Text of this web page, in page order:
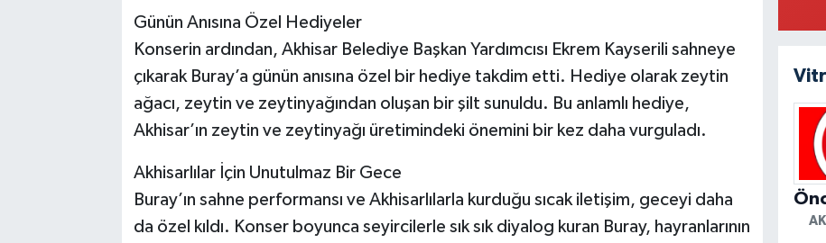
Günün Anısına Özel Hediyeler
Konserin ardından, Akhisar Belediye Başkan Yardımcısı Ekrem Kayserili sahneye
çıkarak Buray’a günün anısına özel bir hediye takdim etti. Hediye olarak zeytin
ağacı, zeytin ve zeytinyağından oluşan bir şilt sunuldu. Bu anlamlı hediye,
Akhisar’ın zeytin ve zeytinyağı üretimindeki önemini bir kez daha vurguladı.
Akhisarlılar İçin Unutulmaz Bir Gece
Buray’ın sahne performansı ve Akhisarlılarla kurduğu sıcak iletişim, geceyi daha
da özel kıldı. Konser boyunca seyircilerle sık sık diyalog kuran Buray, hayranlarının